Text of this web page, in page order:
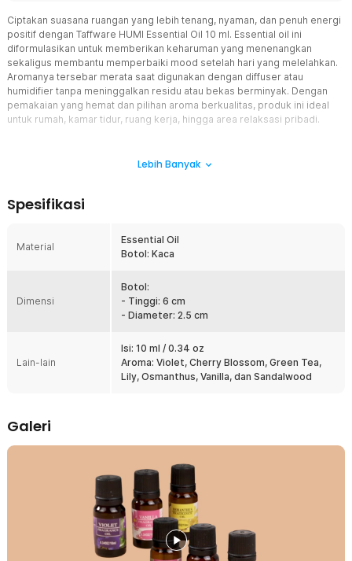
Ciptakan suasana ruangan yang lebih tenang, nyaman, dan penuh energi
positif dengan Taffware HUMI Essential Oil 10 ml. Essential oil ini
diformulasikan untuk memberikan keharuman yang menenangkan
sekaligus membantu memperbaiki mood setelah hari yang melelahkan.
Aromanya tersebar merata saat digunakan dengan diffuser atau
humidifier tanpa meninggalkan residu atau bekas berminyak. Dengan
pemakaian yang hemat dan pilihan aroma berkualitas, produk ini ideal
untuk rumah, kamar tidur, ruang kerja, hingga area relaksasi pribadi.
juga mampu memberikan efek menenangkan secara emosional.
kecemasan dan rasa lelah setelah beraktivitas. Kehadirannya juga
membantu meningkatkan energi positif dan menciptakan suasana
Beri Keharuman Tanpa Bekas
Saat digunakan bersama diffuser atau humidifier, aroma dari
essential oil ini akan tersebar merata dan optimal di seluruh
meninggalkan bekas pada perangkat sehingga tetap menjaga
kebersihan dan tampilan alat.
Pemakaian Tahan Lama
yang maksimal. Aromanya langsung terasa menyeluruh di ruangan,
Pilihan Aroma Terbaik
Pilih aroma favorit Anda dari varian terbaik yang ditawarkan
Taffware HUMI, sesuai dengan suasana yang ingin Anda ciptakan:
Violet: Aroma floral yang lembut dengan sentuhan powdery dan
fruity. Cocok untuk menciptakan nuansa feminin dan
menenangkan.
Lebih Banyak
Spesifikasi
Material
Essential Oil
Botol: Kaca
Dimensi
Botol:
- Tinggi: 6 cm
- Diameter: 2.5 cm
Lain-lain
Isi: 10 ml / 0.34 oz
Aroma: Violet, Cherry Blossom, Green Tea,
Lily, Osmanthus, Vanilla, dan Sandalwood
Galeri